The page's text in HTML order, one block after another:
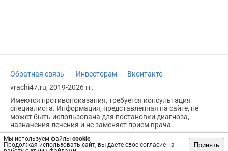
Мы используем файлы cookie.
Продолжая использовать сайт, вы даете свое согласие на
Принять
Обратная связь Инвесторам
Вконтакте
vrachi47.ru, 2019-2026 гг.
Имеются противопоказания, требуется консультация
специалиста. Информация, представленная на сайте, не
может быть использована для постановки диагноза,
назначения лечения и не заменяет прием врача.
Возрастное ограничение: 18+